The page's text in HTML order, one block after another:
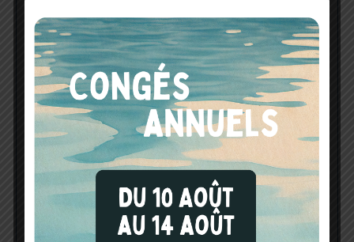
En nous envoyant votre email et toute autre information
personnelle, vous acceptez que les informations soient utilisées
en accord avec notre politique de protection des données
prévues auxmentions légalesde notre site Internet. Ces
données ne seront pas stockées pour un autre usage que pour
vous contacter. Elles ne seront ni vendues ni échangées.